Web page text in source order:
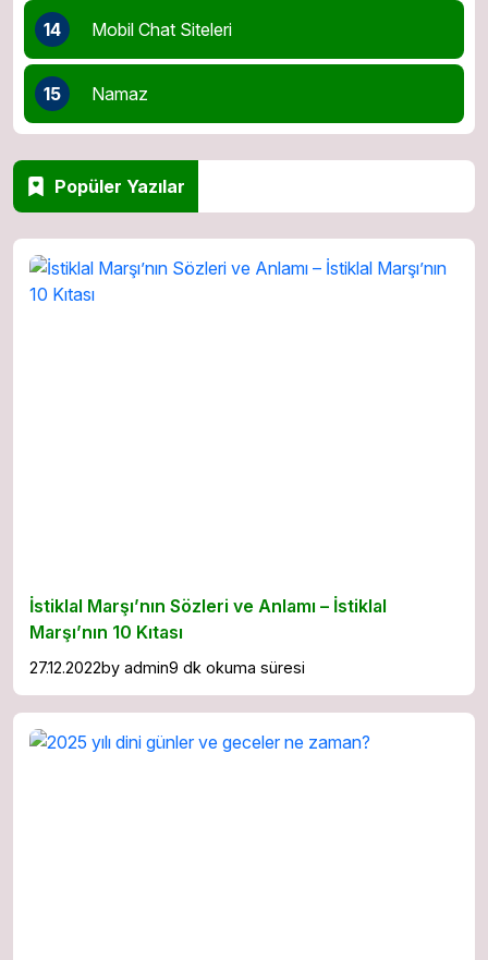
14 Mobil Chat Siteleri
15 Namaz
Popüler Yazılar
İstiklal Marşı’nın Sözleri ve Anlamı – İstiklal
Marşı’nın 10 Kıtası
27.12.2022by admin9 dk okuma süresi